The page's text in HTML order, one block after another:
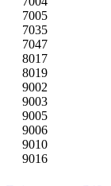
7005
7035
7047
8017
8019
9002
9003
9005
9006
9010
9016